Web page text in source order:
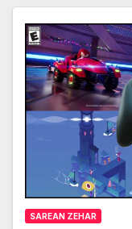
SAREAN ZEHAR